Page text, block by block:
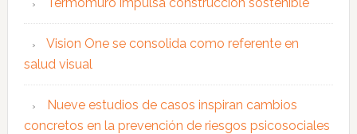
Vision One se consolida como referente en
salud visual
Nueve estudios de casos inspiran cambios
concretos en la prevención de riesgos psicosociales